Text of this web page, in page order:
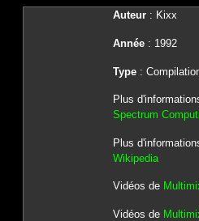
Auteur: Kixx
Année: 1992
Type:
Plus
Spectrum
Plus
Wikipedia
Vidéos de
Vidéos de